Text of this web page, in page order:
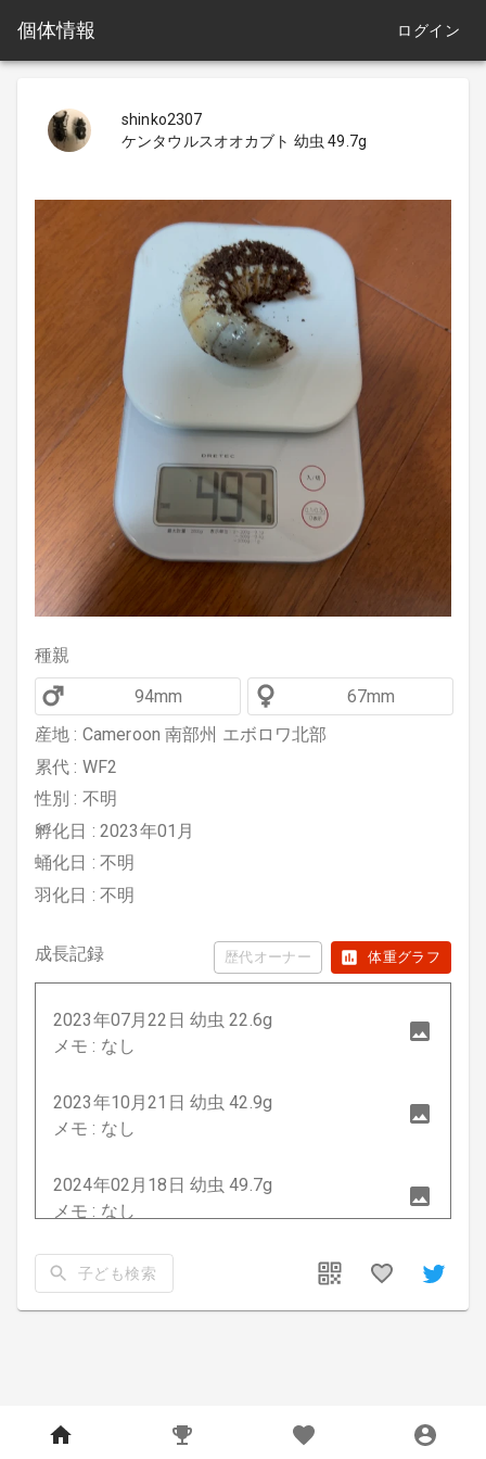
個体情報 ログイン
shinko2307
ケンタウルスオオカブト 幼虫 49.7g
種親
94mm
67mm
産地 : Cameroon 南部州 エボロワ北部
累代 : WF2
性別 : 不明
孵化日 : 2023年01月
蛹化日 : 不明
羽化日 : 不明
成長記録 体重グラフ
歴代オーナー
2023年07月22日 幼虫 22.6g
メモ : なし
2023年10月21日 幼虫 42.9g
メモ : なし
2024年02月18日 幼虫 49.7g
メモ : なし
子ども検索